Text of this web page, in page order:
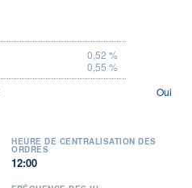
0,52 %
0,55 %
Oui
HEURE DE CENTRALISATION DES
ORDRES
12:00